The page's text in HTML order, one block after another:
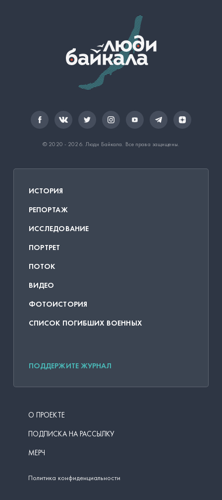
© 2020 - 2026. Люди Байкала. Все права защищены.
ИСТОРИЯ
РЕПОРТАЖ
ИССЛЕДОВАНИЕ
ПОРТРЕТ
ПОТОК
ВИДЕО
ФОТОИСТОРИЯ
СПИСОК ПОГИБШИХ ВОЕННЫХ
ПОДДЕРЖИТЕ ЖУРНАЛ
О ПРОЕКТЕ
ПОДПИСКА НА РАССЫЛКУ
МЕРЧ
Политика конфиденциальности